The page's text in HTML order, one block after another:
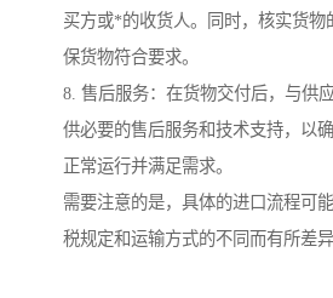
买方或*的收货人。同时，核实货物
保货物符合要求。
8. 售后服务：在货物交付后，与供
供必要的售后服务和技术支持，以
正常运行并满足需求。
需要注意的是，具体的进口流程可
税规定和运输方式的不同而有所差异